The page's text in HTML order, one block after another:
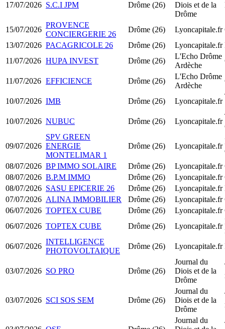
17/07/2026 S.C.I JPM Drôme (26)
Diois et de la
Drôme
15/07/2026
PROVENCE
CONCIERGERIE 26
Drôme (26) Lyoncapitale.fr
13/07/2026 PACAGRICOLE 26 Drôme (26) Lyoncapitale.fr
11/07/2026 HUPA INVEST Drôme (26)
L'Echo Drôme
Ardèche
11/07/2026 EFFICIENCE Drôme (26)
L'Echo Drôme
Ardèche
10/07/2026 IMB Drôme (26) Lyoncapitale.fr
10/07/2026 NUBUC Drôme (26) Lyoncapitale.fr
09/07/2026
SPV GREEN
ENERGIE
MONTELIMAR 1
Drôme (26) Lyoncapitale.fr
08/07/2026 BP IMMO SOLAIRE Drôme (26) Lyoncapitale.fr
08/07/2026 B.P.M IMMO Drôme (26) Lyoncapitale.fr
08/07/2026 SASU EPICERIE 26 Drôme (26) Lyoncapitale.fr
07/07/2026 ALINA IMMOBILIER Drôme (26) Lyoncapitale.fr
06/07/2026 TOPTEX CUBE Drôme (26) Lyoncapitale.fr
06/07/2026 TOPTEX CUBE Drôme (26) Lyoncapitale.fr
06/07/2026
INTELLIGENCE
PHOTOVOLTAIQUE
Drôme (26) Lyoncapitale.fr
03/07/2026 SO PRO Drôme (26)
Journal du
Diois et de la
Drôme
03/07/2026 SCI SOS SEM Drôme (26)
Journal du
Diois et de la
Drôme
Journal du